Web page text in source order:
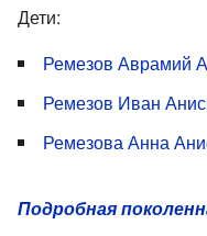
Дети:
Ремезов Аврамий
Ремезов Иван
Ремезова Анна
Подробная